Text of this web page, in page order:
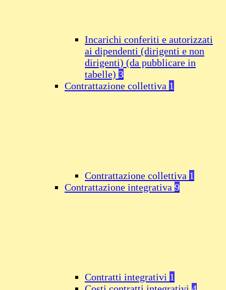
Incarichi conferiti e autorizzati
ai dipendenti (dirigenti e non
dirigenti) (da pubblicare in
tabelle) 3
Contrattazione collettiva 1
Contrattazione collettiva 1
Contrattazione integrativa 9
Contratti integrativi 1